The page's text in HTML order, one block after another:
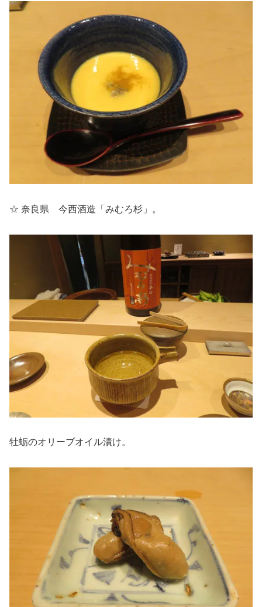
☆ 奈良県 今西酒造「みむろ杉」。
牡蛎のオリーブオイル漬け。